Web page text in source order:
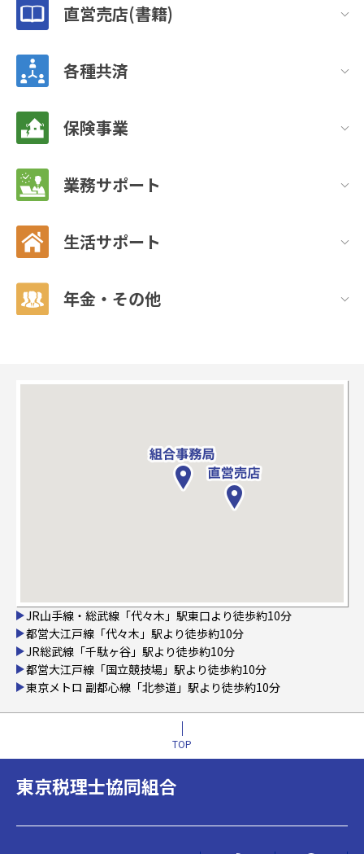
直営売店(書籍)
各種共済
保険事業
業務サポート
生活サポート
年金・その他
JR山手線・総武線「代々木」駅東口より徒歩約10分
都営大江戸線「代々木」駅より徒歩約10分
JR総武線「千駄ヶ谷」駅より徒歩約10分
都営大江戸線「国立競技場」駅より徒歩約10分
東京メトロ 副都心線「北参道」駅より徒歩約10分
TOP
東京税理士協同組合